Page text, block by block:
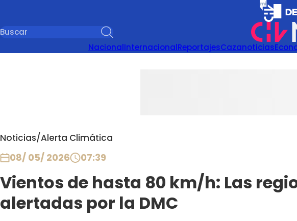
NacionalInternacionalReportajesCazanoticias
Noticias/Alerta Climática
08/ 05/ 2026 07:39
Vientos de hasta 80 km/h: Las
alertadas por la DMC